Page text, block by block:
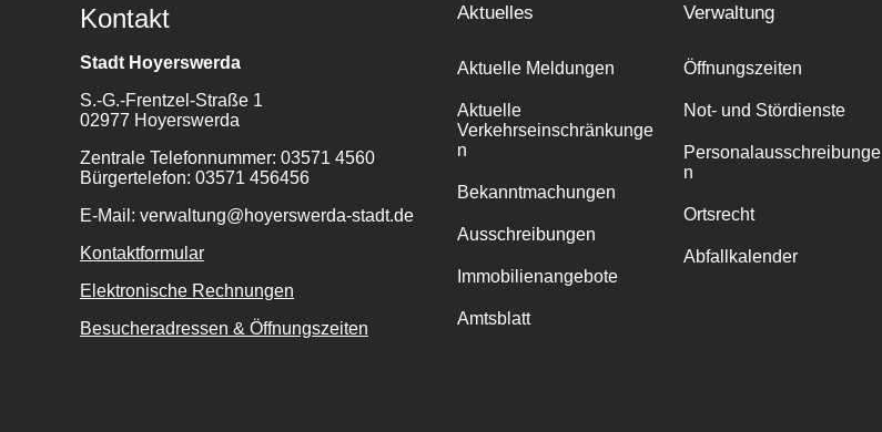
Kontakt
Stadt Hoyerswerda
S.-G.-Frentzel-Straße 1
02977 Hoyerswerda
Zentrale Telefonnummer: 03571 4560
Bürgertelefon: 03571 456456
E-Mail: verwaltung@hoyerswerda-stadt.de
Kontaktformular
Elektronische Rechnungen
Besucheradressen & Öffnungszeiten
Aktuelles
Aktuelle Meldungen
Aktuelle
Verkehrseinschränkunge
n
Bekanntmachungen
Ausschreibungen
Immobilienangebote
Amtsblatt
Verwaltung
Öffnungszeiten
Not- und Stördienste
Personalausschreibunge
n
Ortsrecht
Abfallkalender